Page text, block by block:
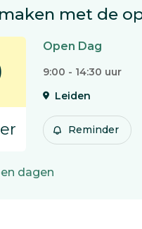
met de
Open Dag
9:00 - 14:30 uur
Leiden
Reminder
dagen